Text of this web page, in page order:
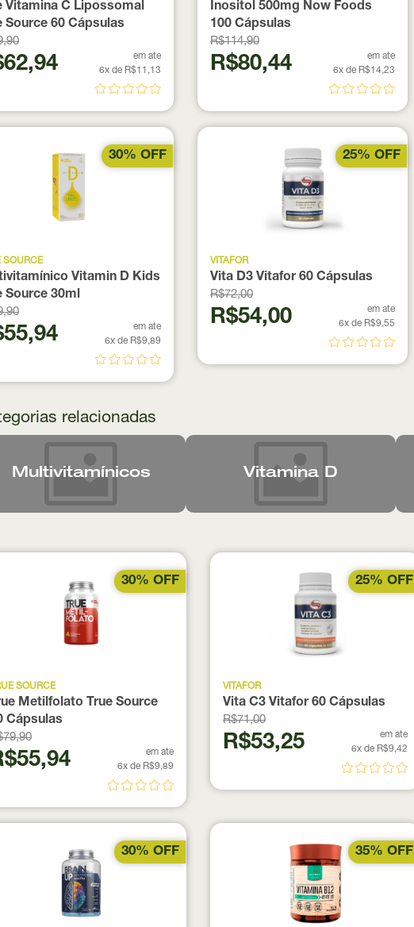
Vitamina C Lipossomal
Source 60 Cápsulas
em ate
6x de R$11,13
Inositol 500mg Now Foods
100 Cápsulas
R$114,90
R$80,44
em ate
6x de R$14,23
30% OFF
SOURCE
Vitamin D Kids
Source 30ml
em ate
6x de R$9,89
25% OFF
VITAFOR
Vita D3 Vitafor 60 Cápsulas
R$72,00
R$54,00
em ate
6x de R$9,55
relacionadas
Multivitamínicos Vitamina D
30% OFF
SOURCE
Metilfolato True Source
Cápsulas
em ate
6x de R$9,89
25% OFF
VITAFOR
Vita C3 Vitafor 60 Cápsulas
R$71,00
R$53,25
em ate
6x de R$9,42
30% OFF 35% OFF